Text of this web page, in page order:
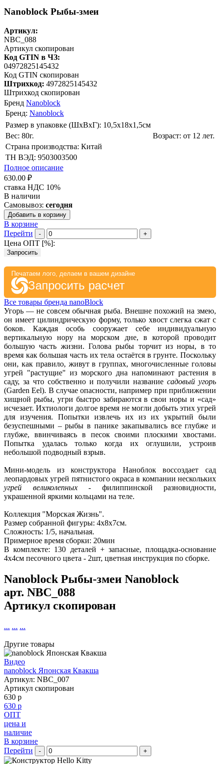
Nanoblock Рыбы-змеи
Артикул:
NBC_088
Артикул скопирован
Код GTIN в ЧЗ:
04972825145432
Код GTIN скопирован
Штрихкод: 4972825145432
Штрихкод скопирован
Бренд Nanoblock
Бренд: Nanoblock
Размер в упаковке (ШхВxГ): 10,5х18х1,5cм
Вес: 80г.
Возраст: от 12 лет.
Страна производства: Китай
ТН ВЭД: 9503003500
Полное описание
630.00 ₽
ставка НДС 10%
В наличии
Самовывоз: сегодня
Добавить в корзину
В корзине
Перейти
- +
Цена ОПТ [%]:
Запросить
Печатаем лого, делаем в вашем дизайне
Запросить расчет
Все товары бренда nanoBlock
Угорь — не совсем обычная рыба. Внешне похожий на змею,
он имеет цилиндрическую форму, только хвост слегка сжат с
боков. Каждая особь сооружает себе индивидуальную
вертикальную нору на морском дне, в которой проводит
большую часть жизни. Голова рыбы торчит из норы, в то
время как большая часть их тела остаётся в грунте. Поскольку
они, как правило, живут в группах, многочисленные головы
угрей "растущие" из морского дна напоминают растения в
саду, за что собственно и получили названиесадовый угорь
(Garden Eel). В случае опасности, например при приближении
хищной рыбы, угри быстро забираются в свои норы и «сад»
исчезает. Ихтиологи долгое время не могли добыть этих угрей
для изучения. Попытки извлечь их из их укрытий были
безуспешными – рыбы в панике закапывались все глубже и
глубже, ввинчиваясь в песок своими плоскими хвостами.
Попытка удалась только когда их оглушили, устроив
небольшой подводный взрыв.
Мини-модель из конструктора Наноблок воссоздает сад
леопардовых угрей пятнистого окраса в компании нескольких
угрей великолепных- филиппинской разновидности,
украшенной яркими кольцами на теле.
Коллекция "Морская Жизнь".
Размер собранной фигуры: 4х8х7см.
Сложность: 1/5, начальная.
Примерное время сборки: 20мин
В комплекте: 130 деталей + запасные, площадка-основание
4х4см песочного цвета - 2шт, цветная инструкция по сборке.
Nanoblock Рыбы-змеи Nanoblock
арт. NBC_088
Артикул скопирован
... ... ...
Другие товары
Видео
nanoblock Японская Квакша
Артикул: NBC_007
Артикул скопирован
630 р
630 р
ОПТ
цена и
наличие
В корзине
Перейти
- +